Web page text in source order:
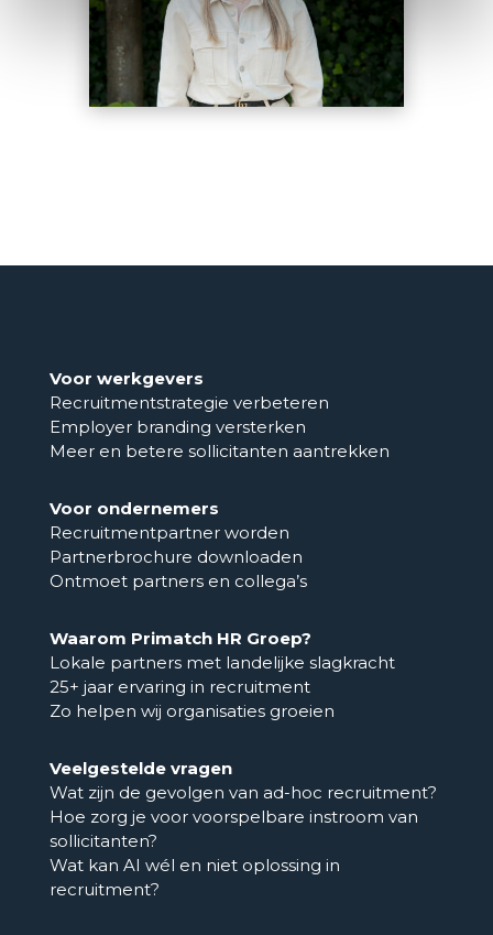
Voor werkgevers
Recruitmentstrategie verbeteren
Employer branding versterken
Meer en betere sollicitanten aantrekken
Voor ondernemers
Recruitmentpartner worden
Partnerbrochure downloaden
Ontmoet partners en collega’s
Waarom Primatch HR Groep?
Lokale partners met landelijke slagkracht
25+ jaar ervaring in recruitment
Zo helpen wij organisaties groeien
Veelgestelde vragen
Wat zijn de gevolgen van ad-hoc recruitment?
Hoe zorg je voor voorspelbare instroom van
sollicitanten?
Wat kan AI wél en niet oplossing in
recruitment?